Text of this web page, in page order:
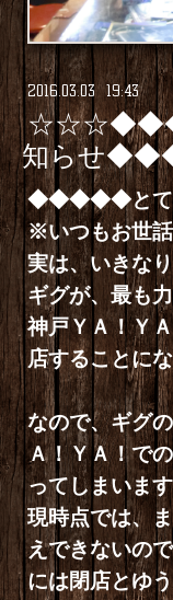
2016 03.03 19:43
知らせ
◆◆◆◆◆とて
※いつもお世
実は、いきな
ギグが、最も
神戸ＹＡ！Ｙ
店することに
なので、ギグ
Ａ！ＹＡ！で
ってしまいま
現時点では、
えできないの
には閉店とゆ